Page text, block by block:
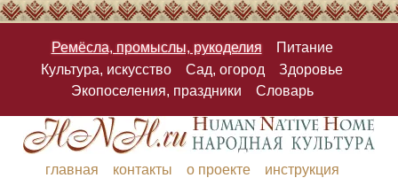
Ремёсла, промыслы, рукоделия
Питание
Культура, искусство
Сад, огород
Здоровье
Экопоселения, праздники
Словарь
главная контакты о проекте инструкция